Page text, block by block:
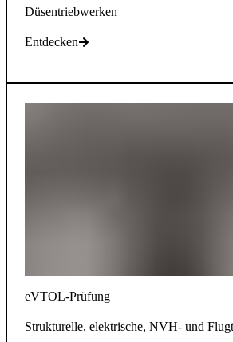
Düsentriebwerken
Entdecken
eVTOL-Prüfung
Strukturelle, elektrische, NVH- und